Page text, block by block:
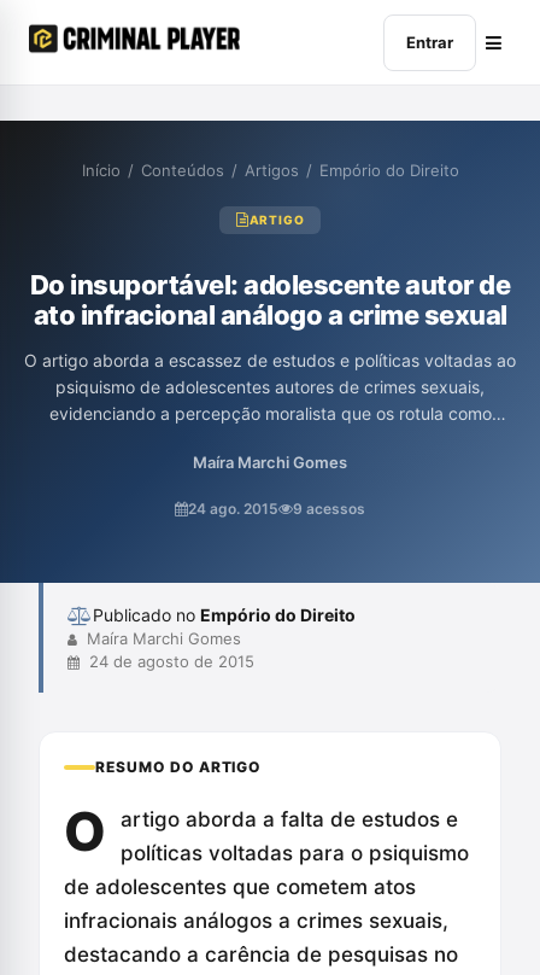
Entrar
Início / Conteúdos / Artigos / Empório do Direito
ARTIGO
Do insuportável: adolescente autor de
ato infracional análogo a crime sexual
O artigo aborda a escassez de estudos e políticas voltadas ao
psiquismo de adolescentes autores de crimes sexuais,
evidenciando a percepção moralista que os rotula como
reconhecer a complexidade das condutas desses jovens e
que considere suas vozes e contextos, em vez de tratá-los
Maíra Marchi Gomes
24 ago. 2015 9 acessos
Publicado no Empório do Direito
Maíra Marchi Gomes
24 de agosto de 2015
RESUMO DO ARTIGO
O
artigo aborda a falta de estudos e
políticas voltadas para o psiquismo
de adolescentes que cometem atos
infracionais análogos a crimes sexuais,
destacando a carência de pesquisas no